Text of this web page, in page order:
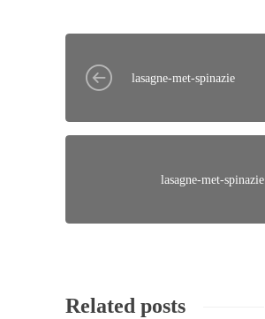
lasagne-met-spinazie
lasagne-met-spinazie
Related posts